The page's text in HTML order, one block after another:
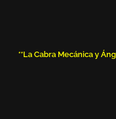
**La Cabra Mecánica y